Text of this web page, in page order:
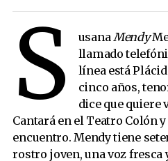
Acceder a las
Índice Orsai Nº 8
Una historia imposible
Zonas hostiles
Arrancamuertos
La muerte del daimón
Negro
El hijo
S usana Mendy
llamado
línea está
cinco años,
dice que quiere
Cantará en el Teatro Colón
encuentro. Mendy tiene
rostro joven, una voz fresca